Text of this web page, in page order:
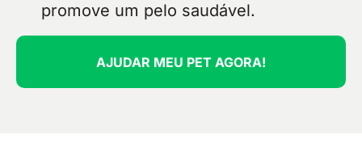
promove um pelo saudável.
AJUDAR MEU PET AGORA!